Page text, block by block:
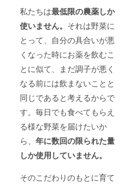
私たちは最低限の農薬しか
使いません。 それは野菜に
とって、自分の具合いが悪
くなった時にお薬を飲むこ
とに似て、まだ調子が悪く
なる前には飲まないことと
同じであると考えるからで
す。毎日でも食べてもらえ
る様な野菜を届けたいか
ら、 年に数回の限られた量
しか使用していません。
そのこだわりのもとに育て